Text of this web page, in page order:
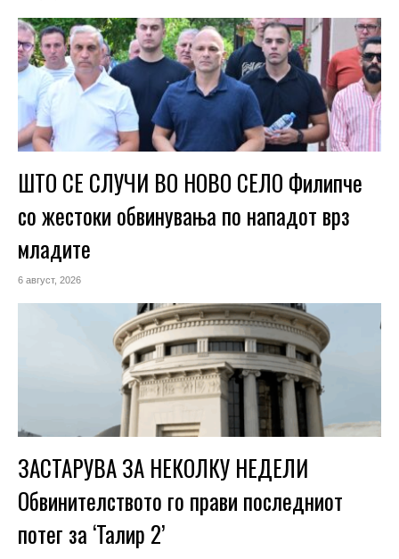
ШТО СЕ СЛУЧИ ВО НОВО СЕЛО Филипче
со жестоки обвинувања по нападот врз
младите
6 август, 2026
ЗАСТАРУВА ЗА НЕКОЛКУ НЕДЕЛИ
Обвинителството го прави последниот
потег за ‘Талир 2’